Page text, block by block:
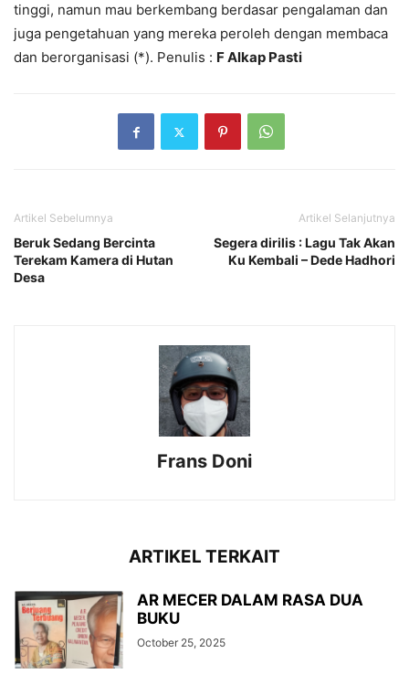
tinggi, namun mau berkembang berdasar pengalaman dan
juga pengetahuan yang mereka peroleh dengan membaca
dan berorganisasi (*). Penulis : F Alkap Pasti
Artikel Sebelumnya
Beruk Sedang Bercinta
Terekam Kamera di Hutan
Desa
Artikel Selanjutnya
Segera dirilis : Lagu Tak Akan
Ku Kembali – Dede Hadhori
Frans Doni
ARTIKEL TERKAIT
AR MECER DALAM RASA DUA
BUKU
October 25, 2025